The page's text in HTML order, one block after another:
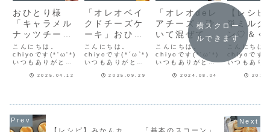
おひとり様
「キャラメル
ナッツチーズ
ケーキ」濃厚
チーズケーキ
にカリッとナ
ッツが香ばし
よ！
こんにちは。
chiyoです(*'ω'*)
いつもありがとう
とり様ベイクドチ
ツは無塩バター、
グラニュー糖、は
2025.04.12
「オレオベイ
クドチーズケ
ーキ」おひと
り様♡濃厚ベ
イクドチーズ
ケーキのレシ
ピだよ！
こんにちは。
chiyoです(*´ω`*)
いつもありがとう
ク食感のオレオと
2025.09.29
「オレオdeレ
アチーズ」砕
いて混ぜてよ
ーく冷やして
♡ザクザクオ
レオとレアチ
ーズの簡単レ
こんにちは。
chiyoです(*'ω'*)
いつもありがとう
つで出来るレアチ
2024.08.04
【レシ
単ミルク
ン♡＆く
さくら
ッキー🍒
やり美味
スイー
こんにちは
chiyoです
いつもあり
簡単ミルク
てみました
ンスタに作
横スクロー
ルできます
【レシピ】みかんカ
「基本のスコーン」